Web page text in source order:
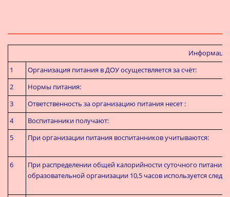
Информация
1
Организация питания в ДОУ осуществляется за счёт:
2
Нормы питания:
3
Ответственность за организацию питания несет :
4
Воспитанники получают:
5
При организации питания воспитанников учитываются:
6
При распределении общей калорийности суточного
образовательной организации 10,5 часов используется